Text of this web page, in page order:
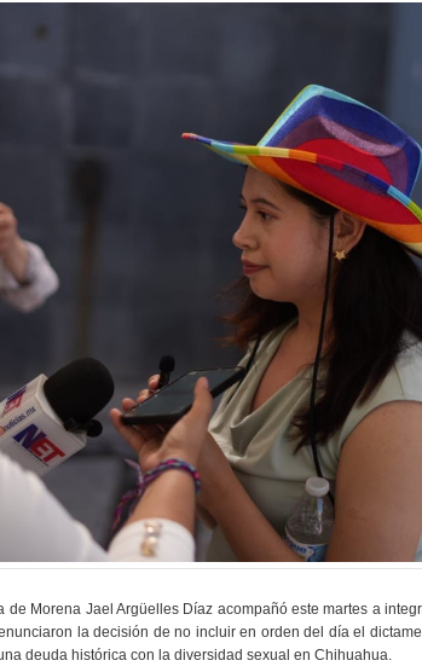
de Morena Jael Argüelles Díaz acompañó este martes a
la decisión de no incluir en orden del día el
deuda histórica con la diversidad sexual en Chihuahua.